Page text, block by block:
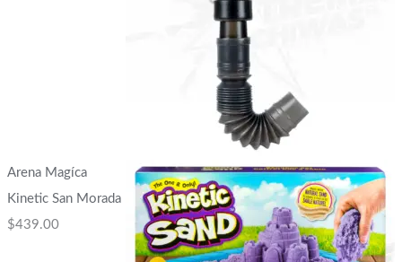
Arena Magíca
Kinetic San Morada
$439.00